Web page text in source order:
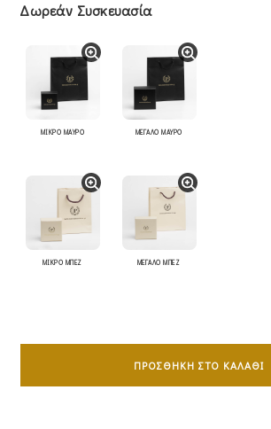
Δωρεάν Συσκευασία
ΜΙΚΡΟ ΜΑΥΡΟ ΜΕΓΑΛΟ ΜΑΥΡΟ
ΜΙΚΡΟ ΜΠΕΖ ΜΕΓΑΛΟ ΜΠΕΖ
Σταυρός
Με
ΠΡΟΣΘΉΚΗ ΣΤΟ ΚΑΛΆΘΙ